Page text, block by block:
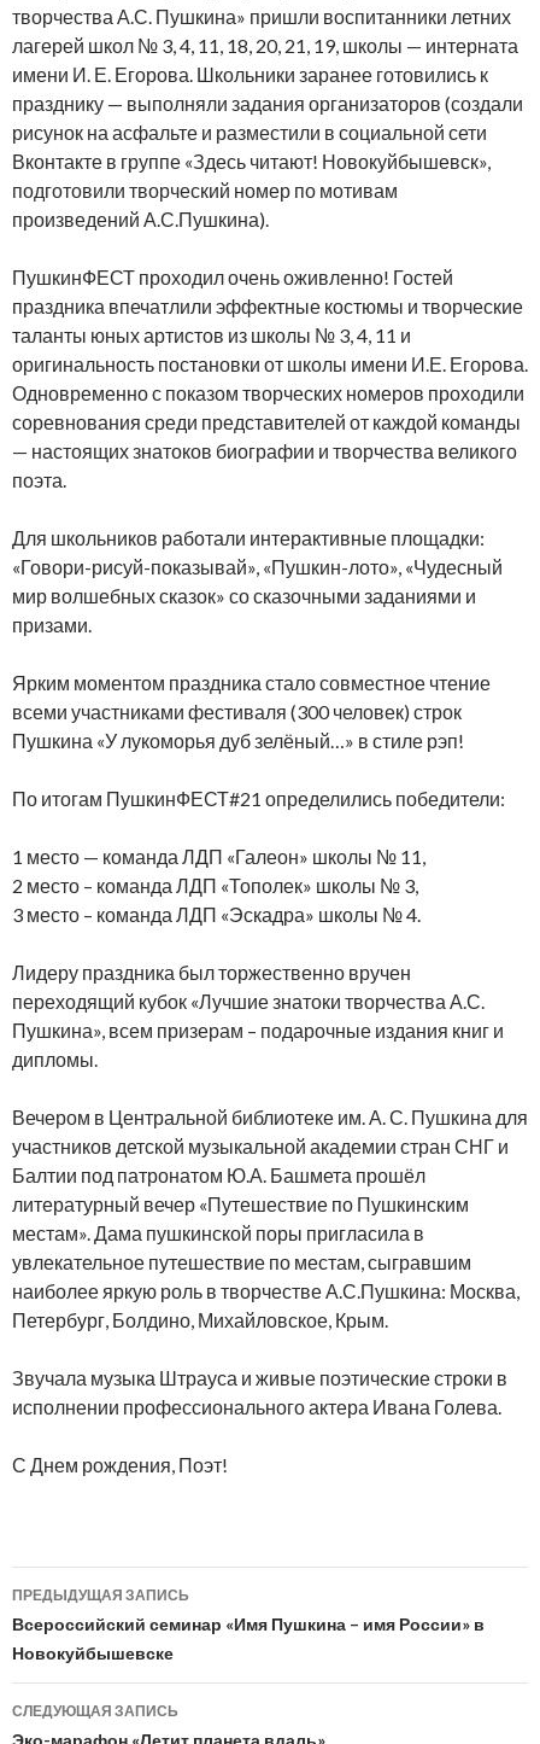
творчества А.С. Пушкина» пришли воспитанники летних
лагерей школ № 3, 4, 11, 18, 20, 21, 19, школы — интерната
имени И. Е. Егорова. Школьники заранее готовились к
празднику — выполняли задания организаторов (создали
рисунок на асфальте и разместили в социальной сети
Вконтакте в группе «Здесь читают! Новокуйбышевск»,
подготовили творческий номер по мотивам
произведений А.С.Пушкина).
ПушкинФЕСТ проходил очень оживленно! Гостей
праздника впечатлили эффектные костюмы и творческие
таланты юных артистов из школы № 3, 4, 11 и
оригинальность постановки от школы имени И.Е. Егорова.
Одновременно с показом творческих номеров проходили
соревнования среди представителей от каждой команды
— настоящих знатоков биографии и творчества великого
поэта.
Для школьников работали интерактивные площадки:
«Говори-рисуй-показывай», «Пушкин-лото», «Чудесный
мир волшебных сказок» со сказочными заданиями и
призами.
Ярким моментом праздника стало совместное чтение
всеми участниками фестиваля (300 человек) строк
Пушкина «У лукоморья дуб зелёный…» в стиле рэп!
По итогам ПушкинФЕСТ#21 определились победители:
1 место — команда ЛДП «Галеон» школы № 11,
2 место – команда ЛДП «Тополек» школы № 3,
3 место – команда ЛДП «Эскадра» школы № 4.
Лидеру праздника был торжественно вручен
переходящий кубок «Лучшие знатоки творчества А.С.
Пушкина», всем призерам – подарочные издания книг и
дипломы.
Вечером в Центральной библиотеке им. А. С. Пушкина для
участников детской музыкальной академии стран СНГ и
Балтии под патронатом Ю.А. Башмета прошёл
литературный вечер «Путешествие по Пушкинским
местам». Дама пушкинской поры пригласила в
увлекательное путешествие по местам, сыгравшим
наиболее яркую роль в творчестве А.С.Пушкина: Москва,
Петербург, Болдино, Михайловское, Крым.
Звучала музыка Штрауса и живые поэтические строки в
исполнении профессионального актера Ивана Голева.
С Днем рождения, Поэт!
Навигация
по
записям
ПРЕДЫДУЩАЯ ЗАПИСЬ
Всероссийский семинар «Имя Пушкина – имя России» в
Новокуйбышевске
СЛЕДУЮЩАЯ ЗАПИСЬ
Эко-марафон «Летит планета вдаль»